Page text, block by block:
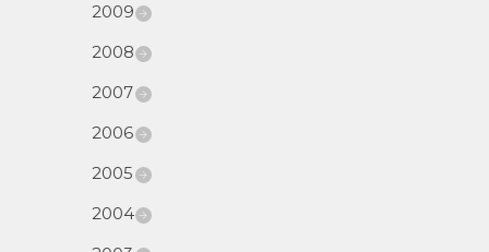
2009
2008
2007
2006
2005
2004